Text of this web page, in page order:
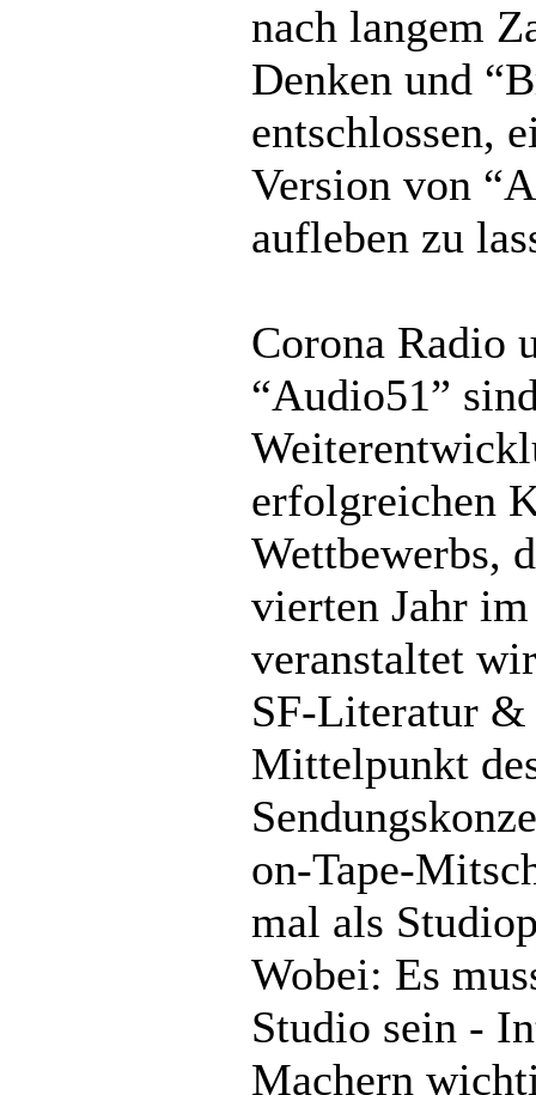
nach langem
Denken und
entschlossen,
Version von
aufleben zu
Corona Radio
“Audio51”
erfolgreichen
Wettbewerbs,
vierten Jahr
veranstaltet
SF-Literatur &
Mittelpunkt
on-Tape-
mal als
Wobei: Es
Studio sein -
Machern